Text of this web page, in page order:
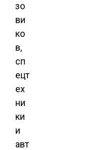
зо
ви
ко
в,
сп
ецт
ех
ни
ки
и
авт